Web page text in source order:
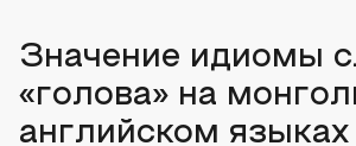
Значение идиомы
«голова» на
английском языках